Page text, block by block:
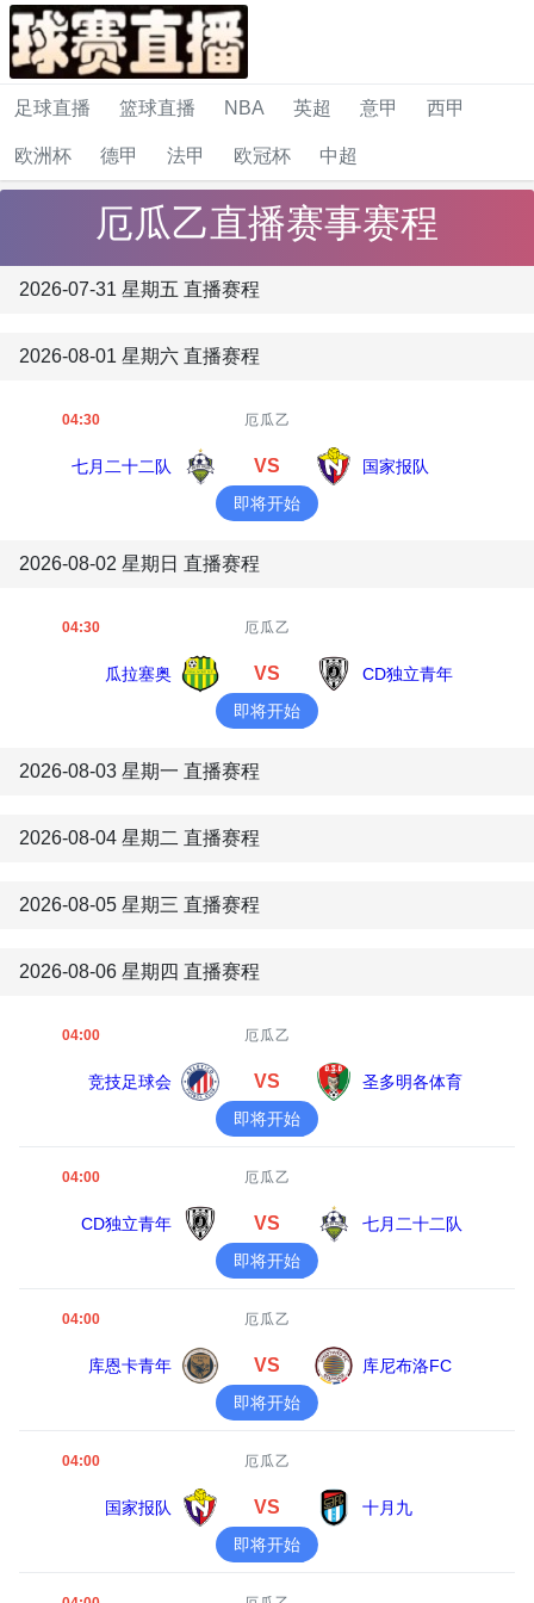
足球直播 篮球直播 NBA 英超 意甲 西甲
欧洲杯 德甲 法甲 欧冠杯 中超
厄瓜乙直播赛事赛程
2026-07-31 星期五 直播赛程
2026-08-01 星期六 直播赛程
04:30 厄瓜乙
七月二十二队 VS
国家报队
即将开始
2026-08-02 星期日 直播赛程
04:30 厄瓜乙
瓜拉塞奥 VS
CD独立青年
即将开始
2026-08-03 星期一 直播赛程
2026-08-04 星期二 直播赛程
2026-08-05 星期三 直播赛程
2026-08-06 星期四 直播赛程
04:00 厄瓜乙
竞技足球会 VS
圣多明各体育
即将开始
04:00 厄瓜乙
CD独立青年 VS
七月二十二队
即将开始
04:00 厄瓜乙
库恩卡青年 VS
库尼布洛FC
即将开始
04:00 厄瓜乙
国家报队 VS
十月九
即将开始